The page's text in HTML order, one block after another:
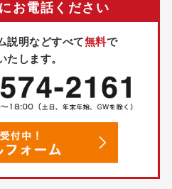
お電話ください
説明などすべて無料で
たします。